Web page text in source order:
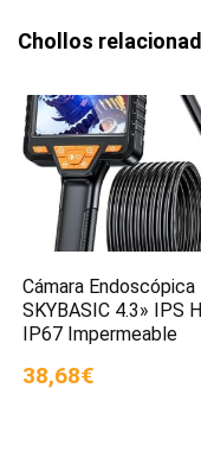
Chollos
Cámara Endoscópica
SKYBASIC 4.3» IPS
IP67 Impermeable
38,68€